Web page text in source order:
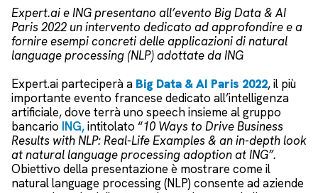
Expert.ai e ING presentano all’evento Big Data & AI
Paris 2022 un intervento dedicato ad approfondire e a
fornire esempi concreti delle applicazioni di natural
language processing (NLP) adottate da ING
Expert.ai parteciperà a Big Data & AI Paris 2022, il più
importante evento francese dedicato all’intelligenza
artificiale, dove terrà uno speech insieme al gruppo
bancario ING,intitolato “10 Ways to Drive Business
Results with NLP: Real-Life Examples & an in-depth look
at natural language processing adoption at ING”.
Obiettivo della presentazione è mostrare come il
natural language processing (NLP) consente ad aziende